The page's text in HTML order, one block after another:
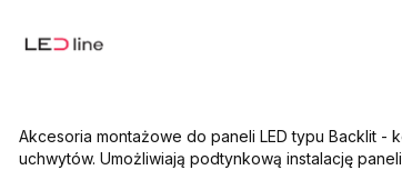
Akcesoria montażowe do paneli LED typu Backlit -
uchwytów. Umożliwiają podtynkową instalację